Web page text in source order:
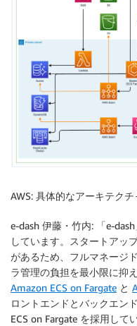
AWS: 具体的なアーキテク
e-dash 伊藤・竹内: 「e-
しています。スタートアッ
があるため、 フルマネージ
ラ管理の負担を最小限に抑
Amazon ECS on Fargate と
ロントエンドとバックエン
ECS on Fargate を採用して